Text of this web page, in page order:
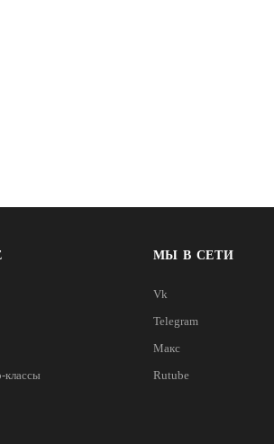
классы
МЫ В СЕТИ
Vk
Telegram
Макс
Rutube